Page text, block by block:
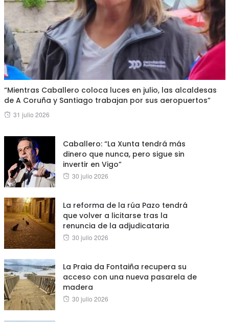
“Mientras Caballero coloca luces en julio, las alcaldesas
de A Coruña y Santiago trabajan por sus aeropuertos”
Posted
31 julio 2026
Caballero: “La Xunta tendrá más
dinero que nunca, pero sigue sin
invertir en Vigo”
Posted
30 julio 2026
La reforma de la rúa Pazo tendrá
que volver a licitarse tras la
renuncia de la adjudicataria
Posted
30 julio 2026
La Praia da Fontaiña recupera su
acceso con una nueva pasarela de
madera
Posted
30 julio 2026